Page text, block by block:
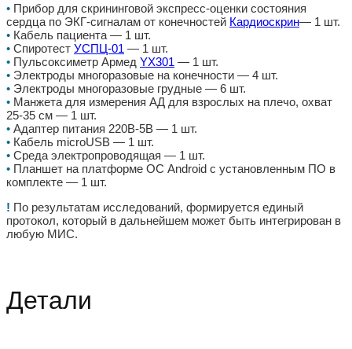
• Прибор для скрининговой экспресс-оценки состояния
сердца по ЭКГ-сигналам от конечностей Кардиоскрин— 1 шт.
• Кабель пациента — 1 шт.
• Спиротест УСПЦ-01 — 1 шт.
• Пульсоксиметр Армед YX301 — 1 шт.
• Электроды многоразовые на конечности — 4 шт.
• Электроды многоразовые грудные — 6 шт.
• Манжета для измерения АД для взрослых на плечо, охват
25-35 см — 1 шт.
• Адаптер питания 220В-5В — 1 шт.
• Кабель microUSB — 1 шт.
• Среда электропроводящая — 1 шт.
• Планшет на платформе ОС Android с установленным ПО в
комплекте — 1 шт.
! По результатам исследований, формируется единый
протокол, который в дальнейшем может быть интегрирован в
любую МИС.
Детали